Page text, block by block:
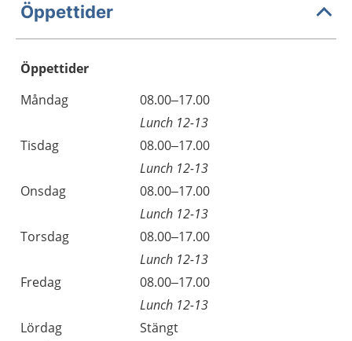
Öppettider
Öppettider
Dag
Öppettider
Kommentarer
Måndag
08.00–17.00
Lunch 12-13
Tisdag
08.00–17.00
Lunch 12-13
Onsdag
08.00–17.00
Lunch 12-13
Torsdag
08.00–17.00
Lunch 12-13
Fredag
08.00–17.00
Lunch 12-13
Lördag
Stängt